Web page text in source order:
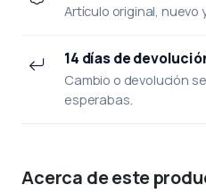
Artículo original, nuevo
14 días de
Cambio o devolución
esperabas.
Acerca de este